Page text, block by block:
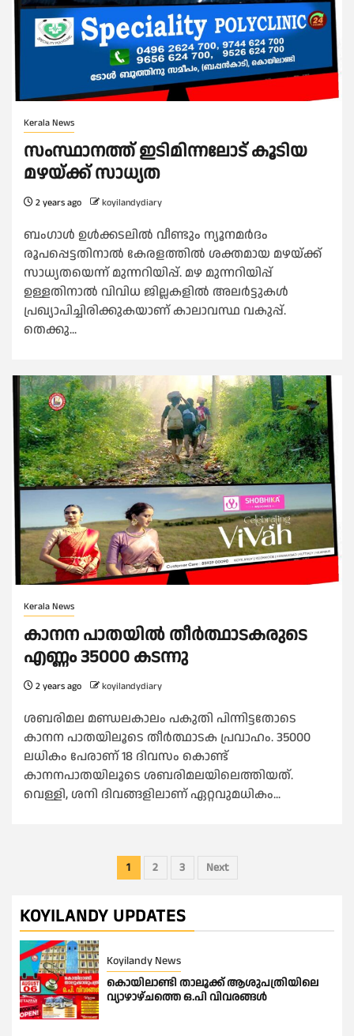
Kerala News
സംസ്ഥാനത്ത് ഇടിമിന്നലോട് കൂടിയ
മഴയ്ക്ക് സാധ്യത
2 years ago koyilandydiary
ബംഗാള്‍ ഉള്‍ക്കടലില്‍ വീണ്ടും ന്യൂനമര്‍ദം
രൂപപ്പെട്ടതിനാല്‍ കേരളത്തില്‍ ശക്തമായ മഴയ്ക്ക്
സാധ്യതയെന്ന് മുന്നറിയിപ്പ്. മഴ മുന്നറിയിപ്പ്
ഉള്ളതിനാല്‍ വിവിധ ജില്ലകളില്‍ അലര്‍ട്ടുകള്‍
പ്രഖ്യാപിച്ചിരിക്കുകയാണ് കാലാവസ്ഥ വകുപ്പ്.
തെക്കു...
Kerala News
കാനന പാതയിൽ തീർത്ഥാടകരുടെ
എണ്ണം 35000 കടന്നു
2 years ago koyilandydiary
ശബരിമല മണ്ഡലകാലം പകുതി പിന്നിട്ടതോടെ
കാനന പാതയിലൂടെ തീർത്ഥാടക പ്രവാഹം. 35000
ലധികം പേരാണ് 18 ദിവസം കൊണ്ട്
കാനനപാതയിലൂടെ ശബരിമലയിലെത്തിയത്.
വെള്ളി, ശനി ദിവങ്ങളിലാണ് ഏറ്റവുമധികം...
Posts
1 2 3 Next
KOYILANDY UPDATES
Koyilandy News
കൊയിലാണ്ടി താലൂക്ക് ആശുപത്രിയിലെ
വ്യാഴാഴ്ചത്തെ ഒ.പി വിവരങ്ങൾ